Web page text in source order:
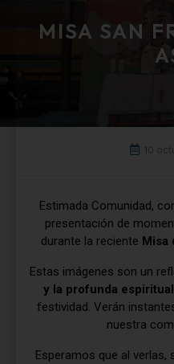
MISA SAN
10
Estimada Comunidad,
presentación de
durante la reciente Misa
Estas imágenes son un
y la profunda
festividad. Verán
nuestra
Esperamos que al verlas,